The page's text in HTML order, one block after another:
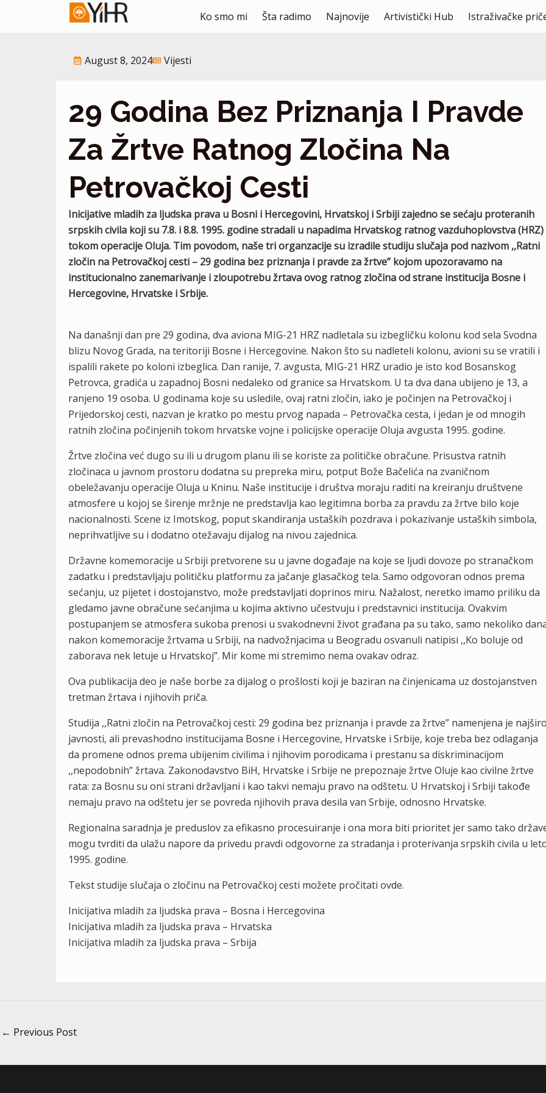
Ko smo mi Šta radimo Najnovije Artivistički Hub Istraživačke
August 8, 2024 Vijesti
29 Godina Bez Priznanja I Pravde
Za Žrtve Ratnog Zločina Na
Petrovačkoj Cesti
Inicijative mladih za ljudska prava u Bosni i Hercegovini, Hrvatskoj i Srbiji zajedno se sećaju proteranih
srpskih civila koji su 7.8. i 8.8. 1995. godine stradali u napadima Hrvatskog ratnog vazduhoplovstva (HRZ)
tokom operacije Oluja. Tim povodom, naše tri organzacije su izradile studiju slučaja pod nazivom ,,Ratni
zločin na Petrovačkoj cesti – 29 godina bez priznanja i pravde za žrtve” kojom upozoravamo na
institucionalno zanemarivanje i zloupotrebu žrtava ovog ratnog zločina od strane institucija Bosne i
Hercegovine, Hrvatske i Srbije.
Na današnji dan pre 29 godina, dva aviona MIG-21 HRZ nadletala su izbegličku kolonu kod sela Svodna
blizu Novog Grada, na teritoriji Bosne i Hercegovine. Nakon što su nadleteli kolonu, avioni su se vratili i
ispalili rakete po koloni izbeglica. Dan ranije, 7. avgusta, MIG-21 HRZ uradio je isto kod Bosanskog
Petrovca, gradića u zapadnoj Bosni nedaleko od granice sa Hrvatskom. U ta dva dana ubijeno je 13, a
ranjeno 19 osoba. U godinama koje su usledile, ovaj ratni zločin, iako je počinjen na Petrovačkoj i
Prijedorskoj cesti, nazvan je kratko po mestu prvog napada – Petrovačka cesta, i jedan je od mnogih
ratnih zločina počinjenih tokom hrvatske vojne i policijske operacije Oluja avgusta 1995. godine.
Žrtve zločina već dugo su ili u drugom planu ili se koriste za političke obračune. Prisustva ratnih
zločinaca u javnom prostoru dodatna su prepreka miru, potput Bože Bačelića na zvaničnom
obeležavanju operacije Oluja u Kninu. Naše institucije i društva moraju raditi na kreiranju društvene
atmosfere u kojoj se širenje mržnje ne predstavlja kao legitimna borba za pravdu za žrtve bilo koje
nacionalnosti. Scene iz Imotskog, poput skandiranja ustaških pozdrava i pokazivanje ustaških simbola,
neprihvatljive su i dodatno otežavaju dijalog na nivou zajednica.
Državne komemoracije u Srbiji pretvorene su u javne događaje na koje se ljudi dovoze po stranačkom
zadatku i predstavljaju političku platformu za jačanje glasačkog tela. Samo odgovoran odnos prema
sećanju, uz pijetet i dostojanstvo, može predstavljati doprinos miru. Nažalost, neretko imamo priliku da
gledamo javne obračune sećanjima u kojima aktivno učestvuju i predstavnici institucija. Ovakvim
postupanjem se atmosfera sukoba prenosi u svakodnevni život građana pa su tako, samo nekoliko
nakon komemoracije žrtvama u Srbiji, na nadvožnjacima u Beogradu osvanuli natipisi ,,Ko boluje od
zaborava nek letuje u Hrvatskoj”. Mir kome mi stremimo nema ovakav odraz.
Ova publikacija deo je naše borbe za dijalog o prošlosti koji je baziran na činjenicama uz dostojanstven
tretman žrtava i njihovih priča.
Studija ,,Ratni zločin na Petrovačkoj cesti: 29 godina bez priznanja i pravde za žrtve” namenjena je
javnosti, ali prevashodno institucijama Bosne i Hercegovine, Hrvatske i Srbije, koje treba bez odlaganja
da promene odnos prema ubijenim civilima i njihovim porodicama i prestanu sa diskriminacijom
,,nepodobnih” žrtava. Zakonodavstvo BiH, Hrvatske i Srbije ne prepoznaje žrtve Oluje kao civilne žrtve
rata: za Bosnu su oni strani državljani i kao takvi nemaju pravo na odštetu. U Hrvatskoj i Srbiji takođe
nemaju pravo na odštetu jer se povreda njihovih prava desila van Srbije, odnosno Hrvatske.
Regionalna saradnja je preduslov za efikasno procesuiranje i ona mora biti prioritet jer samo tako
mogu tvrditi da ulažu napore da privedu pravdi odgovorne za stradanja i proterivanja srpskih civila u
1995. godine.
Tekst studije slučaja o zločinu na Petrovačkoj cesti možete pročitati ovde.
Inicijativa mladih za ljudska prava – Bosna i Hercegovina
Inicijativa mladih za ljudska prava – Hrvatska
Inicijativa mladih za ljudska prava – Srbija
← Previous Post